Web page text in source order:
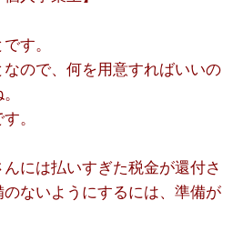
す。
ので、何を用意すればいいの
。
には払いすぎた税金が還付さ
ないようにするには、準備が